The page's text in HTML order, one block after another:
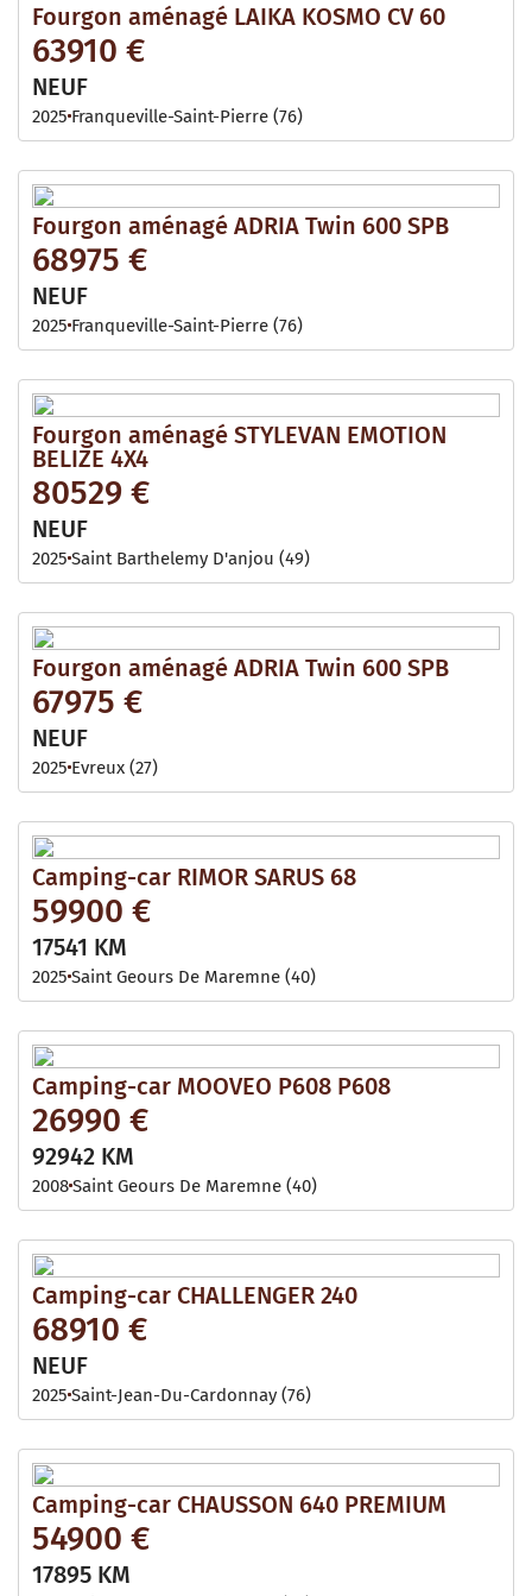
Fourgon aménagé LAIKA KOSMO CV 60
63910 €
NEUF
2025 Franqueville-Saint-Pierre (76)
Fourgon aménagé ADRIA Twin 600 SPB
68975 €
NEUF
2025 Franqueville-Saint-Pierre (76)
Fourgon aménagé STYLEVAN EMOTION
BELIZE 4X4
80529 €
NEUF
2025 Saint Barthelemy D'anjou (49)
Fourgon aménagé ADRIA Twin 600 SPB
67975 €
NEUF
2025 Evreux (27)
Camping-car RIMOR SARUS 68
59900 €
17541 KM
2025 Saint Geours De Maremne (40)
Camping-car MOOVEO P608 P608
26990 €
92942 KM
2008Saint Geours De Maremne (40)
Camping-car CHALLENGER 240
68910 €
NEUF
2025 Saint-Jean-Du-Cardonnay (76)
Camping-car CHAUSSON 640 PREMIUM
54900 €
17895 KM